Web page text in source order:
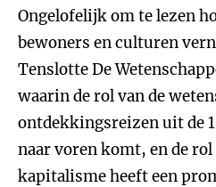
Ongelofelijk om te lezen
bewoners en culturen
Tenslotte De
waarin de rol van de
ontdekkingsreizen uit de
naar voren komt, en de
kapitalisme heeft een